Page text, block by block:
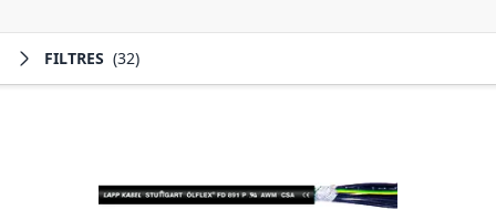
FILTRES (32)